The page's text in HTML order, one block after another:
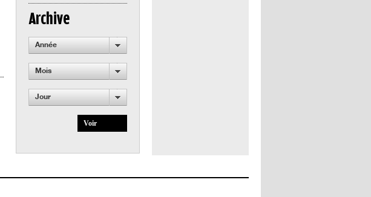
Archive
Année
Mois
Jour
Voir